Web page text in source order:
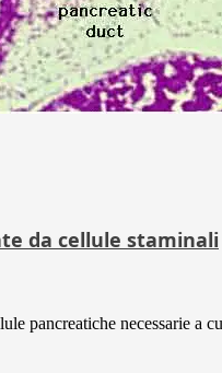
da cellule staminali
pancreatiche necessarie a